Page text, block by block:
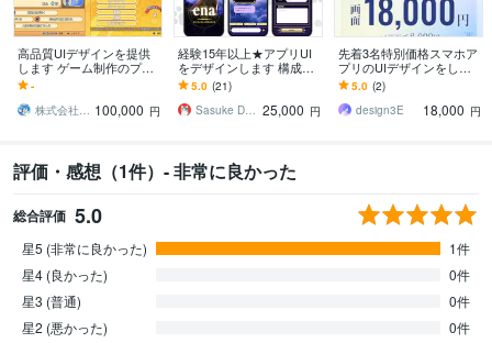
高品質UIデザインを提供
します ゲーム制作のプロ
がUIデザインを提供しま
す
-
株式会社GZOE 100,000 円
経験15年以上★アプリUI
をデザインします 構成案
やラフをもとに、UI設計
や改修もご相談いただけ
ます
5.0 (21)
Sasuke Design 25,000 円
先着3名特別価格スマホア
プリのUIデザインをしま
す 通話不要・Figma納
品・モニター価格で本格U
Iデザイン
5.0 (2)
design3E
18,000 円
評価・感想（1件）- 非常に良かった
総合評価 5.0
星5 (非常に良かった)
1件
星4 (良かった)
0件
星3 (普通)
0件
星2 (悪かった)
0件